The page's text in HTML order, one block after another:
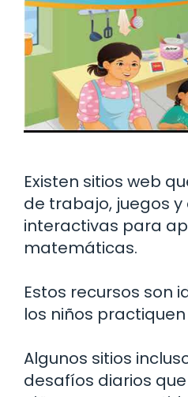
Existen sitios web
de trabajo, juegos
interactivas para
matemáticas.
Estos recursos son
los niños
Algunos sitios
desafíos diarios